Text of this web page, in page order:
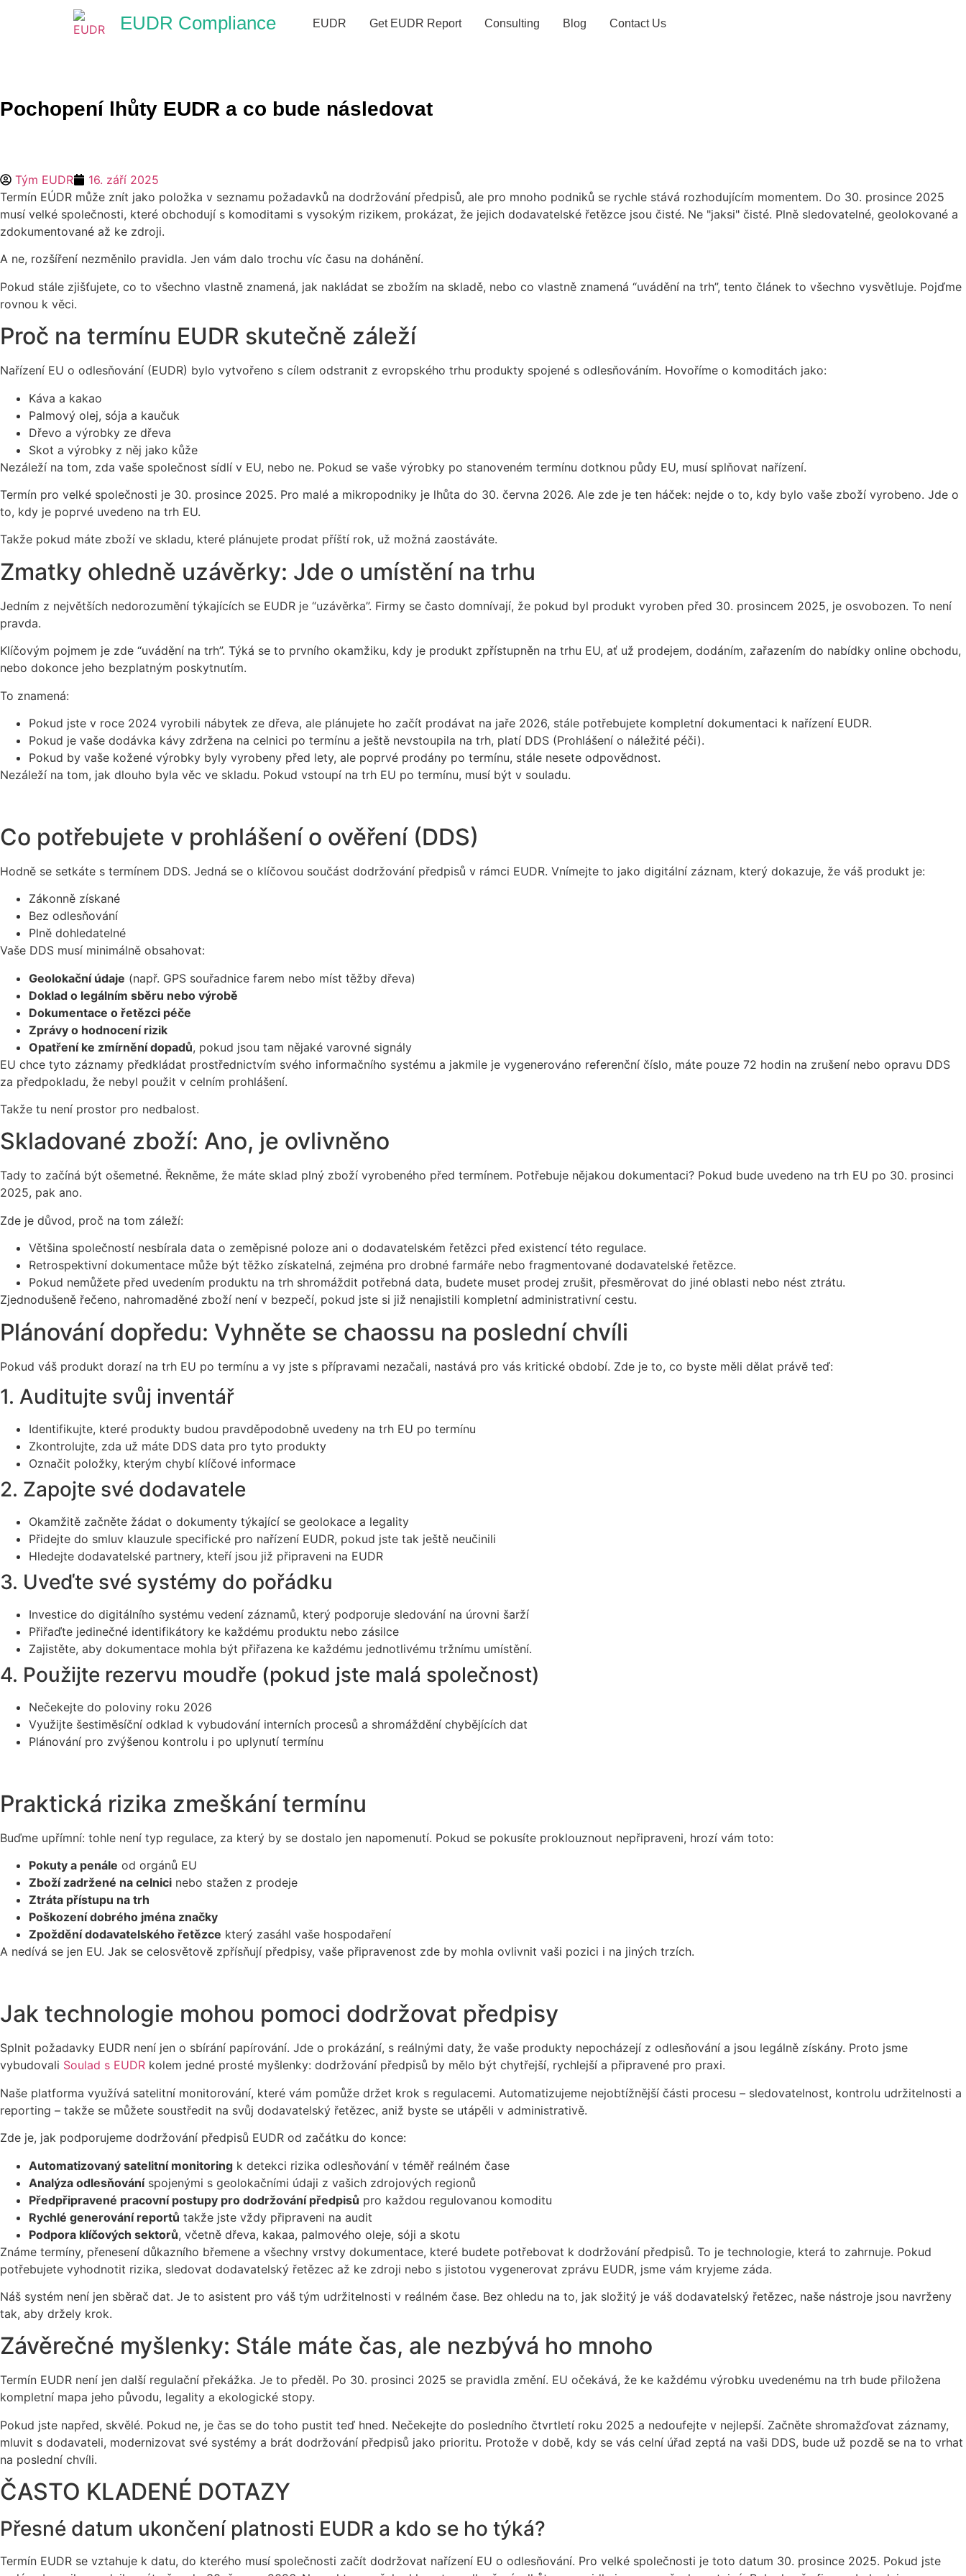
EUDR Compliance EUDR Get EUDR Report Consulting Blog Contact Us
Pochopení lhůty EUDR a co bude následovat
Tým EUDR
16. září 2025
Termín EÚDR může znít jako položka v seznamu požadavků na dodržování předpisů, ale pro mnoho podniků se rychle stává rozhodujícím momentem. Do 30. prosince 2025
musí velké společnosti, které obchodují s komoditami s vysokým rizikem, prokázat, že jejich dodavatelské řetězce jsou čisté. Ne "jaksi" čisté. Plně sledovatelné, geolokované a
zdokumentované až ke zdroji.
A ne, rozšíření nezměnilo pravidla. Jen vám dalo trochu víc času na dohánění.
Pokud stále zjišťujete, co to všechno vlastně znamená, jak nakládat se zbožím na skladě, nebo co vlastně znamená “uvádění na trh”, tento článek to všechno vysvětluje. Pojďme
rovnou k věci.
Proč na termínu EUDR skutečně záleží
Nařízení EU o odlesňování (EUDR) bylo vytvořeno s cílem odstranit z evropského trhu produkty spojené s odlesňováním. Hovoříme o komoditách jako:
Káva a kakao
Palmový olej, sója a kaučuk
Dřevo a výrobky ze dřeva
Skot a výrobky z něj jako kůže
Nezáleží na tom, zda vaše společnost sídlí v EU, nebo ne. Pokud se vaše výrobky po stanoveném termínu dotknou půdy EU, musí splňovat nařízení.
Termín pro velké společnosti je 30. prosince 2025. Pro malé a mikropodniky je lhůta do 30. června 2026. Ale zde je ten háček: nejde o to, kdy bylo vaše zboží vyrobeno. Jde o
to, kdy je poprvé uvedeno na trh EU.
Takže pokud máte zboží ve skladu, které plánujete prodat příští rok, už možná zaostáváte.
Zmatky ohledně uzávěrky: Jde o umístění na trhu
Jedním z největších nedorozumění týkajících se EUDR je “uzávěrka”. Firmy se často domnívají, že pokud byl produkt vyroben před 30. prosincem 2025, je osvobozen. To není
pravda.
Klíčovým pojmem je zde “uvádění na trh”. Týká se to prvního okamžiku, kdy je produkt zpřístupněn na trhu EU, ať už prodejem, dodáním, zařazením do nabídky online obchodu,
nebo dokonce jeho bezplatným poskytnutím.
To znamená:
Pokud jste v roce 2024 vyrobili nábytek ze dřeva, ale plánujete ho začít prodávat na jaře 2026, stále potřebujete kompletní dokumentaci k nařízení EUDR.
Pokud je vaše dodávka kávy zdržena na celnici po termínu a ještě nevstoupila na trh, platí DDS (Prohlášení o náležité péči).
Pokud by vaše kožené výrobky byly vyrobeny před lety, ale poprvé prodány po termínu, stále nesete odpovědnost.
Nezáleží na tom, jak dlouho byla věc ve skladu. Pokud vstoupí na trh EU po termínu, musí být v souladu.
Co potřebujete v prohlášení o ověření (DDS)
Hodně se setkáte s termínem DDS. Jedná se o klíčovou součást dodržování předpisů v rámci EUDR. Vnímejte to jako digitální záznam, který dokazuje, že váš produkt je:
Zákonně získané
Bez odlesňování
Plně dohledatelné
Vaše DDS musí minimálně obsahovat:
Geolokační údaje (např. GPS souřadnice farem nebo míst těžby dřeva)
Doklad o legálním sběru nebo výrobě
Dokumentace o řetězci péče
Zprávy o hodnocení rizik
Opatření ke zmírnění dopadů, pokud jsou tam nějaké varovné signály
EU chce tyto záznamy předkládat prostřednictvím svého informačního systému a jakmile je vygenerováno referenční číslo, máte pouze 72 hodin na zrušení nebo opravu DDS
za předpokladu, že nebyl použit v celním prohlášení.
Takže tu není prostor pro nedbalost.
Skladované zboží: Ano, je ovlivněno
Tady to začíná být ošemetné. Řekněme, že máte sklad plný zboží vyrobeného před termínem. Potřebuje nějakou dokumentaci? Pokud bude uvedeno na trh EU po 30. prosinci
2025, pak ano.
Zde je důvod, proč na tom záleží:
Většina společností nesbírala data o zeměpisné poloze ani o dodavatelském řetězci před existencí této regulace.
Retrospektivní dokumentace může být těžko získatelná, zejména pro drobné farmáře nebo fragmentované dodavatelské řetězce.
Pokud nemůžete před uvedením produktu na trh shromáždit potřebná data, budete muset prodej zrušit, přesměrovat do jiné oblasti nebo nést ztrátu.
Zjednodušeně řečeno, nahromaděné zboží není v bezpečí, pokud jste si již nenajistili kompletní administrativní cestu.
Plánování dopředu: Vyhněte se chaossu na poslední chvíli
Pokud váš produkt dorazí na trh EU po termínu a vy jste s přípravami nezačali, nastává pro vás kritické období. Zde je to, co byste měli dělat právě teď:
1. Auditujte svůj inventář
Identifikujte, které produkty budou pravděpodobně uvedeny na trh EU po termínu
Zkontrolujte, zda už máte DDS data pro tyto produkty
Označit položky, kterým chybí klíčové informace
2. Zapojte své dodavatele
Okamžitě začněte žádat o dokumenty týkající se geolokace a legality
Přidejte do smluv klauzule specifické pro nařízení EUDR, pokud jste tak ještě neučinili
Hledejte dodavatelské partnery, kteří jsou již připraveni na EUDR
3. Uveďte své systémy do pořádku
Investice do digitálního systému vedení záznamů, který podporuje sledování na úrovni šarží
Přiřaďte jedinečné identifikátory ke každému produktu nebo zásilce
Zajistěte, aby dokumentace mohla být přiřazena ke každému jednotlivému tržnímu umístění.
4. Použijte rezervu moudře (pokud jste malá společnost)
Nečekejte do poloviny roku 2026
Využijte šestiměsíční odklad k vybudování interních procesů a shromáždění chybějících dat
Plánování pro zvýšenou kontrolu i po uplynutí termínu
Praktická rizika zmeškání termínu
Buďme upřímní: tohle není typ regulace, za který by se dostalo jen napomenutí. Pokud se pokusíte proklouznout nepřipraveni, hrozí vám toto:
Pokuty a penále od orgánů EU
Zboží zadržené na celnici nebo stažen z prodeje
Ztráta přístupu na trh
Poškození dobrého jména značky
Zpoždění dodavatelského řetězce který zasáhl vaše hospodaření
A nedívá se jen EU. Jak se celosvětově zpřísňují předpisy, vaše připravenost zde by mohla ovlivnit vaši pozici i na jiných trzích.
Jak technologie mohou pomoci dodržovat předpisy
Splnit požadavky EUDR není jen o sbírání papírování. Jde o prokázání, s reálnými daty, že vaše produkty nepocházejí z odlesňování a jsou legálně získány. Proto jsme
vybudovali Soulad s EUDR kolem jedné prosté myšlenky: dodržování předpisů by mělo být chytřejší, rychlejší a připravené pro praxi.
Naše platforma využívá satelitní monitorování, které vám pomůže držet krok s regulacemi. Automatizujeme nejobtížnější části procesu – sledovatelnost, kontrolu udržitelnosti a
reporting – takže se můžete soustředit na svůj dodavatelský řetězec, aniž byste se utápěli v administrativě.
Zde je, jak podporujeme dodržování předpisů EUDR od začátku do konce:
Automatizovaný satelitní monitoring k detekci rizika odlesňování v téměř reálném čase
Analýza odlesňováníspojenými s geolokačními údaji z vašich zdrojových regionů
Předpřipravené pracovní postupy pro dodržování předpisů pro každou regulovanou komoditu
Rychlé generování reportů takže jste vždy připraveni na audit
Podpora klíčových sektorů, včetně dřeva, kakaa, palmového oleje, sóji a skotu
Známe termíny, přenesení důkazního břemene a všechny vrstvy dokumentace, které budete potřebovat k dodržování předpisů. To je technologie, která to zahrnuje. Pokud
potřebujete vyhodnotit rizika, sledovat dodavatelský řetězec až ke zdroji nebo s jistotou vygenerovat zprávu EUDR, jsme vám kryjeme záda.
Náš systém není jen sběrač dat. Je to asistent pro váš tým udržitelnosti v reálném čase. Bez ohledu na to, jak složitý je váš dodavatelský řetězec, naše nástroje jsou navrženy
tak, aby držely krok.
Závěrečné myšlenky: Stále máte čas, ale nezbývá ho mnoho
Termín EUDR není jen další regulační překážka. Je to předěl. Po 30. prosinci 2025 se pravidla změní. EU očekává, že ke každému výrobku uvedenému na trh bude přiložena
kompletní mapa jeho původu, legality a ekologické stopy.
Pokud jste napřed, skvělé. Pokud ne, je čas se do toho pustit teď hned. Nečekejte do posledního čtvrtletí roku 2025 a nedoufejte v nejlepší. Začněte shromažďovat záznamy,
mluvit s dodavateli, modernizovat své systémy a brát dodržování předpisů jako prioritu. Protože v době, kdy se vás celní úřad zeptá na vaši DDS, bude už pozdě se na to vrhat
na poslední chvíli.
ČASTO KLADENÉ DOTAZY
Přesné datum ukončení platnosti EUDR a kdo se ho týká?
Termín EUDR se vztahuje k datu, do kterého musí společnosti začít dodržovat nařízení EU o odlesňování. Pro velké společnosti je toto datum 30. prosince 2025. Pokud jste